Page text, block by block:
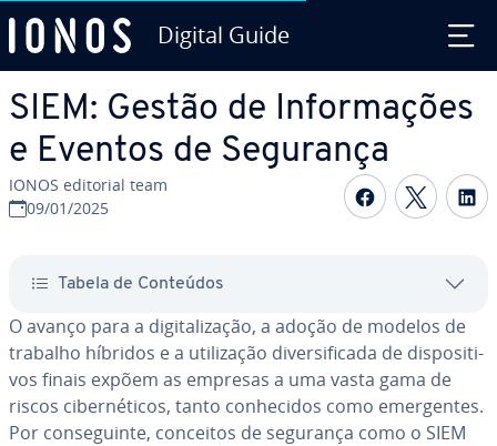
Digital Guide
SIEM: Gestão de In­for­ma­ções
e Eventos de Segurança
IONOS editorial team
09/01/2025
Tabela de Conteúdos
O avanço para a di­gi­ta­li­za­ção, a adoção de modelos de
trabalho híbridos e a uti­li­za­ção di­ver­si­fi­cada de dis­po­si­ti­
vos finais expõem as empresas a uma vasta gama de
riscos ci­ber­né­ti­cos, tanto co­nhe­ci­dos como emer­gen­tes.
Por con­se­guinte, conceitos de segurança como o SIEM